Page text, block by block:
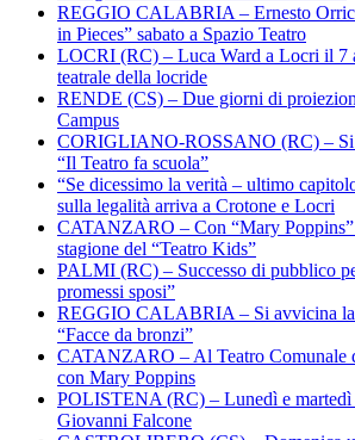
REGGIO CALABRIA – Ernesto
in Pieces” sabato a Spazio Teatro
LOCRI (RC) – Luca Ward a Locri il 7
teatrale della locride
RENDE (CS) – Due giorni di
Campus
CORIGLIANO-ROSSANO (RC) – Si
“Il Teatro fa scuola”
“Se dicessimo la verità – ultimo
sulla legalità arriva a Crotone e Locri
CATANZARO – Con “Mary
stagione del “Teatro Kids”
PALMI (RC) – Successo di pubblico
promessi sposi”
REGGIO CALABRIA – Si avvicina la
“Facce da bronzi”
CATANZARO – Al Teatro Comunale
con Mary Poppins
POLISTENA (RC) – Lunedì e martedì
Giovanni Falcone